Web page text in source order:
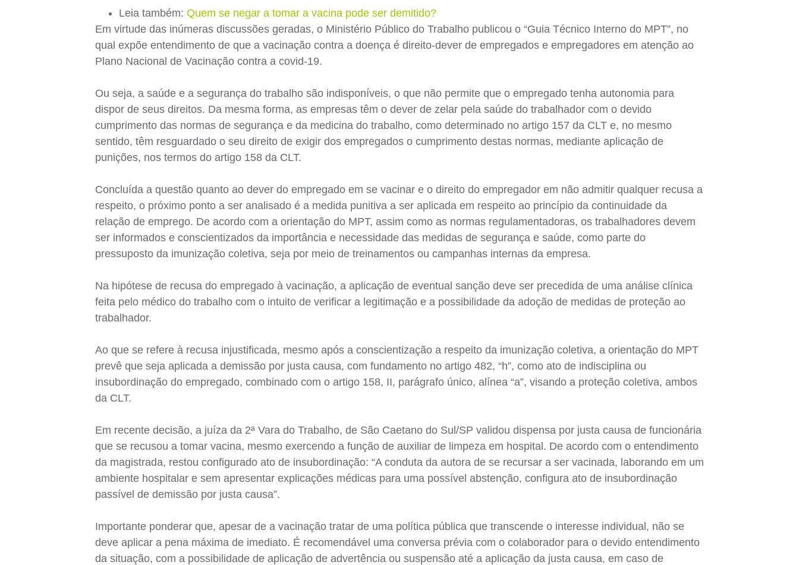
Leia também: Quem se negar a tomar a vacina pode ser demitido?
Em virtude das inúmeras discussões geradas, o Ministério Público do Trabalho publicou o “Guia Técnico Interno do MPT”, no
qual expõe entendimento de que a vacinação contra a doença é direito-dever de empregados e empregadores em atenção ao
Plano Nacional de Vacinação contra a covid-19.
Ou seja, a saúde e a segurança do trabalho são indisponíveis, o que não permite que o empregado tenha autonomia para
dispor de seus direitos. Da mesma forma, as empresas têm o dever de zelar pela saúde do trabalhador com o devido
cumprimento das normas de segurança e da medicina do trabalho, como determinado no artigo 157 da CLT e, no mesmo
sentido, têm resguardado o seu direito de exigir dos empregados o cumprimento destas normas, mediante aplicação de
punições, nos termos do artigo 158 da CLT.
Concluída a questão quanto ao dever do empregado em se vacinar e o direito do empregador em não admitir qualquer recusa a
respeito, o próximo ponto a ser analisado é a medida punitiva a ser aplicada em respeito ao princípio da continuidade da
relação de emprego. De acordo com a orientação do MPT, assim como as normas regulamentadoras, os trabalhadores devem
ser informados e conscientizados da importância e necessidade das medidas de segurança e saúde, como parte do
pressuposto da imunização coletiva, seja por meio de treinamentos ou campanhas internas da empresa.
Na hipótese de recusa do empregado à vacinação, a aplicação de eventual sanção deve ser precedida de uma análise clínica
feita pelo médico do trabalho com o intuito de verificar a legitimação e a possibilidade da adoção de medidas de proteção ao
trabalhador.
Ao que se refere à recusa injustificada, mesmo após a conscientização a respeito da imunização coletiva, a orientação do MPT
prevê que seja aplicada a demissão por justa causa, com fundamento no artigo 482, “h”, como ato de indisciplina ou
insubordinação do empregado, combinado com o artigo 158, II, parágrafo único, alínea “a”, visando a proteção coletiva, ambos
da CLT.
Em recente decisão, a juíza da 2ª Vara do Trabalho, de São Caetano do Sul/SP validou dispensa por justa causa de funcionária
que se recusou a tomar vacina, mesmo exercendo a função de auxiliar de limpeza em hospital. De acordo com o entendimento
da magistrada, restou configurado ato de insubordinação: “A conduta da autora de se recursar a ser vacinada, laborando em um
ambiente hospitalar e sem apresentar explicações médicas para uma possível abstenção, configura ato de insubordinação
passível de demissão por justa causa”.
Importante ponderar que, apesar de a vacinação tratar de uma política pública que transcende o interesse individual, não se
deve aplicar a pena máxima de imediato. É recomendável uma conversa prévia com o colaborador para o devido entendimento
da situação, com a possibilidade de aplicação de advertência ou suspensão até a aplicação da justa causa, em caso de